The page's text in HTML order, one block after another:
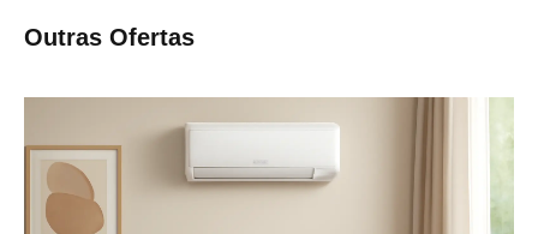
Outras Ofertas